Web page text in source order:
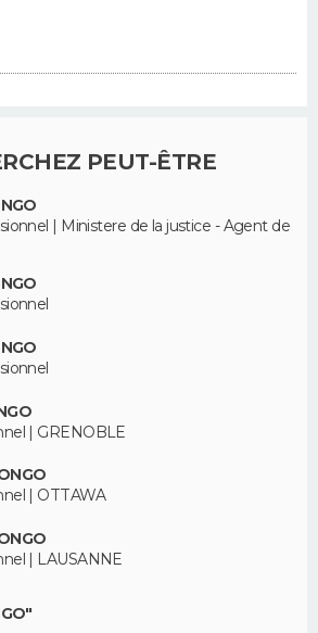
PEUT-ÊTRE
| Ministere de la justice - Agent de
| GRENOBLE
| OTTAWA
| LAUSANNE